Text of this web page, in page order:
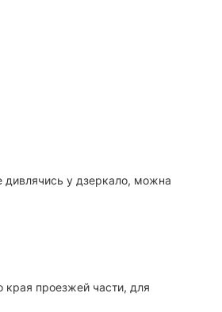
дивлячись у дзеркало, можна
проезжей части, для